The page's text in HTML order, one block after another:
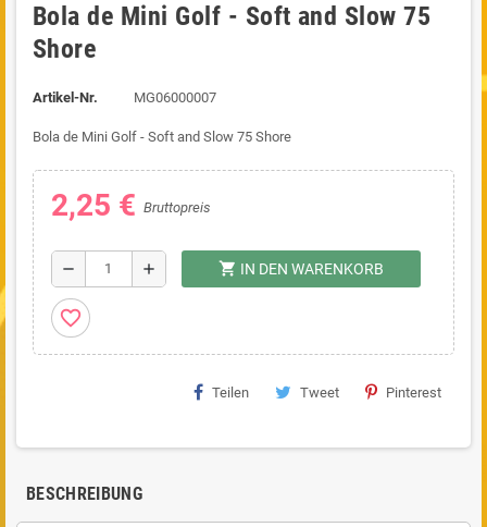
Bola de Mini Golf - Soft and Slow 75
Shore
Artikel-Nr. MG06000007
Bola de Mini Golf - Soft and Slow 75 Shore
2,25 € Bruttopreis
remove add shopping_cart IN DEN WARENKORB
favorite_border
Teilen Tweet Pinterest
BESCHREIBUNG